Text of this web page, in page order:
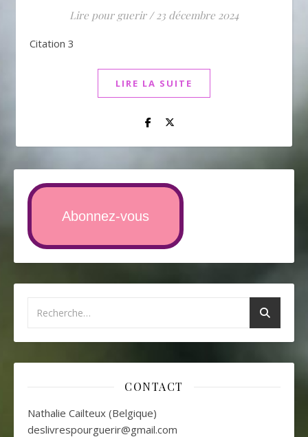
Lire pour guerir / 23 décembre 2024
Citation 3
LIRE LA SUITE
Abonnez-vous
CONTACT
Nathalie Cailteux (Belgique)
deslivrespourguerir@gmail.com